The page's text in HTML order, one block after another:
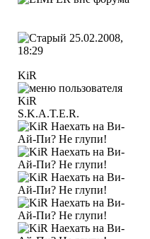
25.02.2008,
18:29
KiR
S.K.A.T.E.R.